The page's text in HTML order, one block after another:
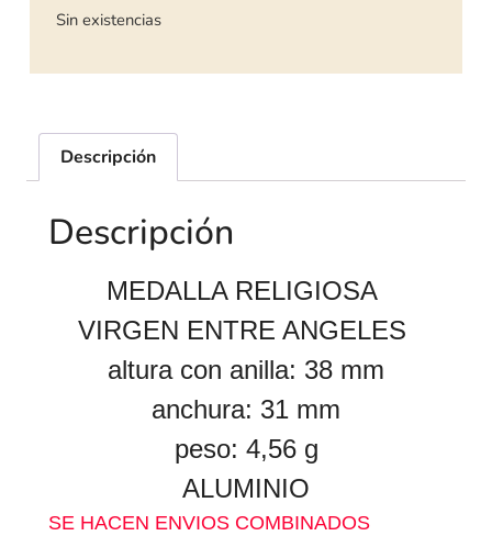
Sin existencias
Descripción
Descripción
MEDALLA RELIGIOSA
VIRGEN ENTRE ANGELES
altura con anilla: 38 mm
anchura: 31 mm
peso: 4,56 g
ALUMINIO
SE HACEN ENVIOS COMBINADOS